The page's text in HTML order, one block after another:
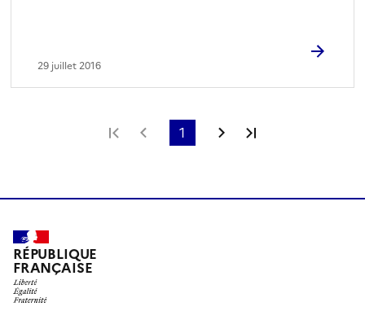
29 juillet 2016
Première page
Page précédente
1 Page suivante
RÉPUBLIQUE
FRANÇAISE